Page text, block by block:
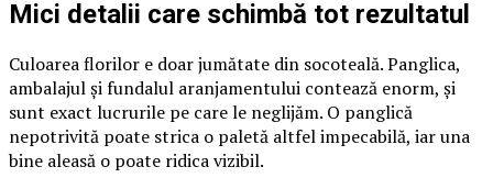
Mici detalii care schimbă tot rezultatul
Culoarea florilor e doar jumătate din socoteală. Panglica,
ambalajul și fundalul aranjamentului contează enorm, și
sunt exact lucrurile pe care le neglijăm. O panglică
nepotrivită poate strica o paletă altfel impecabilă, iar una
bine aleasă o poate ridica vizibil.